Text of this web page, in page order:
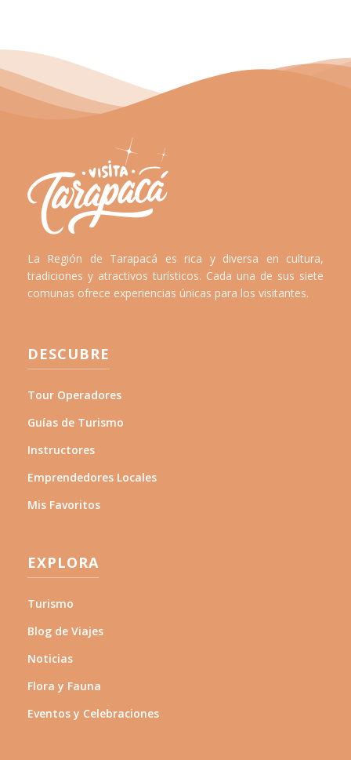
La Región de Tarapacá es rica y diversa en cultura,
tradiciones y atractivos turísticos. Cada una de sus siete
comunas ofrece experiencias únicas para los visitantes.
DESCUBRE
Tour Operadores
Guías de Turismo
Instructores
Emprendedores Locales
Mis Favoritos
EXPLORA
Turismo
Blog de Viajes
Noticias
Flora y Fauna
Eventos y Celebraciones